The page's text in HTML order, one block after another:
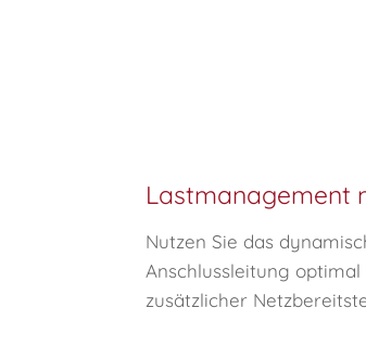
Lastmanagement
Nutzen Sie das
Anschlussleitung
zusätzlicher